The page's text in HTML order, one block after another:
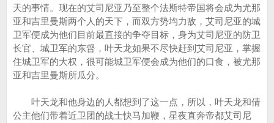
天的事情。现在的艾司尼亚乃至整个法斯特帝国将会成为尤那
亚和吉里曼斯两个人的天下，而双方势均力敌，艾司尼亚的城
卫军便成为他们目前最直接的争夺目标，身为艾司尼亚的防卫
长官、城卫军的东督，叶天龙如果不尽快赶到艾司尼亚，掌握
住城卫军的大权，很可能城卫军便会成为他们的口食，被尤那
亚和吉里曼斯所瓜分。
叶天龙和他身边的人都想到了这一点，所以，叶天龙和倩
公主他们带着近卫团的战士快马加鞭，星夜直奔帝都艾司尼